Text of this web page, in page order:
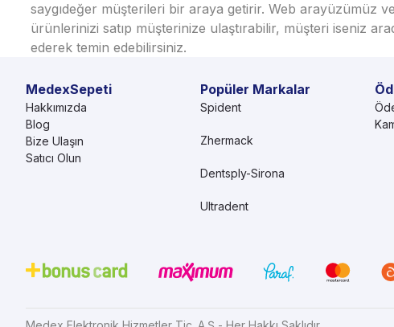
saygıdeğer müşterileri bir araya getirir. Web arayüzümüz
ürünlerinizi satıp müşterinize ulaştırabilir, müşteri iseniz
ederek temin edebilirsiniz.
MedexSepeti
Hakkımızda
Blog
Bize Ulaşın
Satıcı Olun
Popüler Markalar
Spident
Zhermack
Dentsply-Sirona
Ultradent